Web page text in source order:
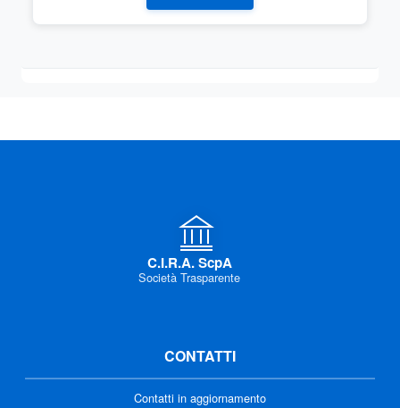
C.I.R.A. ScpA
Società Trasparente
CONTATTI
Contatti in aggiornamento